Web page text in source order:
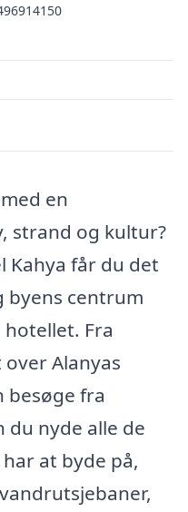
en
strand og kultur?
Kahya får du det
byens centrum
Fra
Alanyas
besøge fra
du nyde alle de
at byde på,